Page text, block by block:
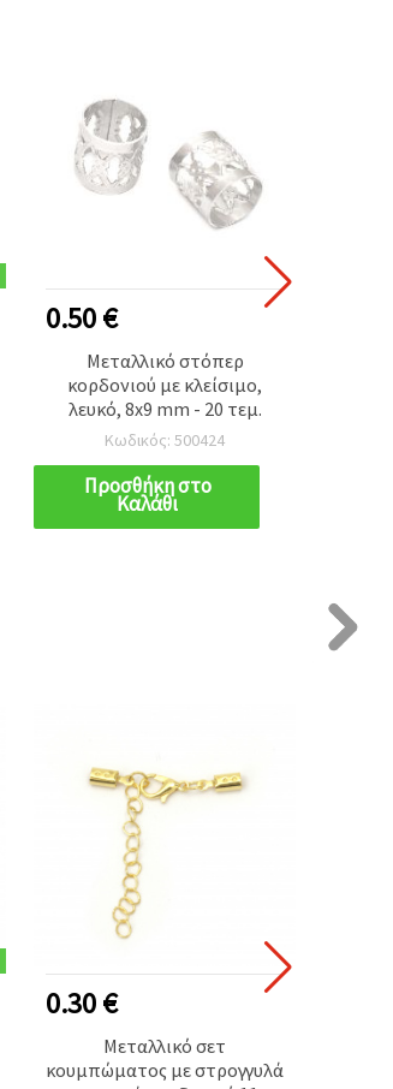
0.50 €
Μεταλλικό στόπερ
κορδονιού με κλείσιμο,
λευκό, 8x9 mm - 20 τεμ.
Κωδικός: 500424
Προσθήκη στο
Καλάθι
0.30 €
Μεταλλικό σετ
κουμπώματος με στρογγυλά